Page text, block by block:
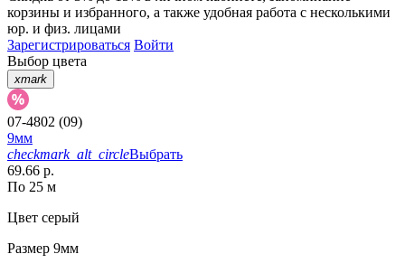
корзины и избранного, а также удобная работа с несколькими
юр. и физ. лицами
Зарегистрироваться Войти
Выбор цвета
xmark
07-4802 (09)
9мм
checkmark_alt_circleВыбрать
69.66 р.
По 25 м
Цвет серый
Размер 9мм